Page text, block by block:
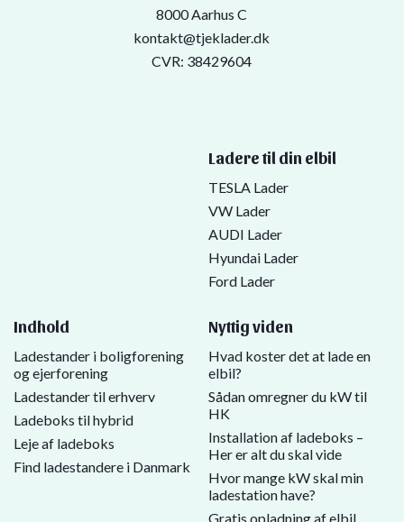
8000 Aarhus C
kontakt@tjeklader.dk
CVR: 38429604
Ladere til din elbil
TESLA Lader
VW Lader
AUDI Lader
Hyundai Lader
Ford Lader
Indhold
Ladestander i boligforening
og ejerforening
Ladestander til erhverv
Ladeboks til hybrid
Leje af ladeboks
Find ladestandere i Danmark
Nyttig viden
Hvad koster det at lade en
elbil?
Sådan omregner du kW til
HK
Installation af ladeboks –
Her er alt du skal vide
Hvor mange kW skal min
ladestation have?
Gratis opladning af elbil